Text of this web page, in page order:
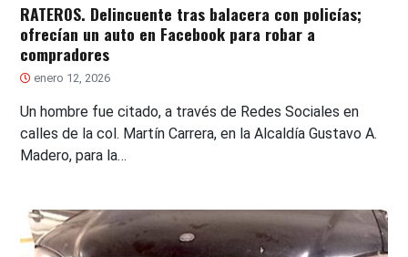
RATEROS. Delincuente tras balacera con policías;
ofrecían un auto en Facebook para robar a
compradores
enero 12, 2026
Un hombre fue citado, a través de Redes Sociales en
calles de la col. Martín Carrera, en la Alcaldía Gustavo A.
Madero, para la…